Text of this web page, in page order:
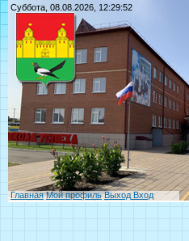
Суббота, 08.08.2026, 12:29:52
Главная Мой профиль Выход Вход